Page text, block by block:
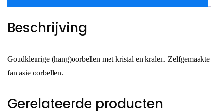
Beschrijving
Goudkleurige (hang)oorbellen met kristal en kralen. Zelfgemaakte
fantasie oorbellen.
Gerelateerde producten